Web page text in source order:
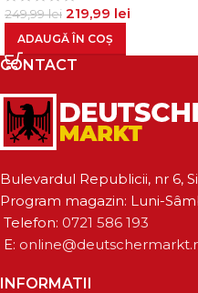
249,99lei 219,99 lei
ADAUGĂ ÎN COȘ
CONTACT
Bulevardul Republicii, nr 6,
Program magazin: Luni-
Telefon: 0721 586 193
E:
INFORMATII